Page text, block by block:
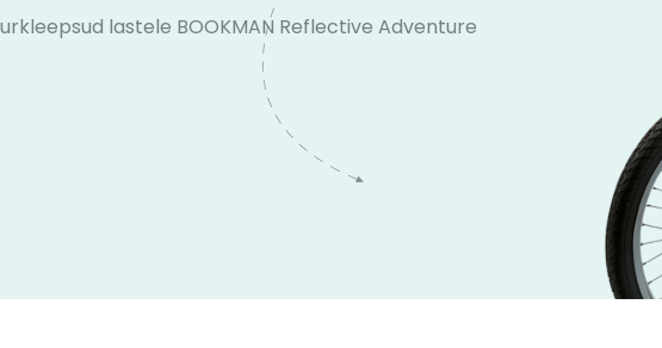
lastele BOOKMAN Reflective Adventure